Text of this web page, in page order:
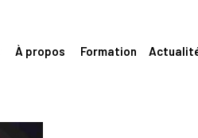
À propos Formation